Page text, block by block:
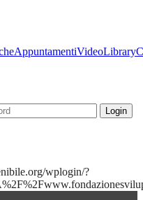
AppuntamentiVideoLibrary
wplogin/?